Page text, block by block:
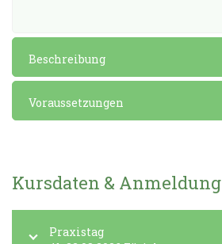
Beschreibung
Voraussetzungen
Kursdaten & Anmeldung
Praxistag